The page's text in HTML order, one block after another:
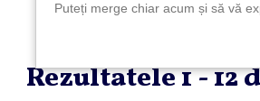
Rezultatele 1 -
Puteți merge chiar acum și să vă